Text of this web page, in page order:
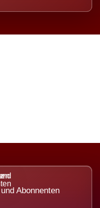
Abonnenten